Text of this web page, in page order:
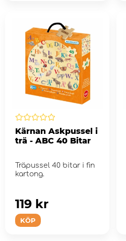
Kärnan Askpussel i
trä - ABC 40 Bitar
Träpussel 40 bitar i fin
kartong.
KÖP
119 kr